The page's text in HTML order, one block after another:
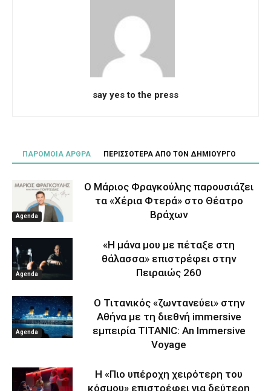
say yes to the press
ΠΑΡΟΜΟΙΑ ΑΡΘΡΑ ΠΕΡΙΣΣΟΤΕΡΑ ΑΠΟ ΤΟΝ ΔΗΜΙΟΥΡΓΟ
Agenda
Ο Μάριος Φραγκούλης παρουσιάζει
τα «Χέρια Φτερά» στο Θέατρο
Βράχων
Agenda
«Η μάνα μου με πέταξε στη
θάλασσα» επιστρέφει στην
Πειραιώς 260
Agenda
Ο Τιτανικός «ζωντανεύει» στην
Αθήνα με τη διεθνή immersive
εμπειρία TITANIC: An Immersive
Voyage
Η «Πιο υπέροχη χειρότερη του
κόσμου» επιστρέφει για δεύτερη